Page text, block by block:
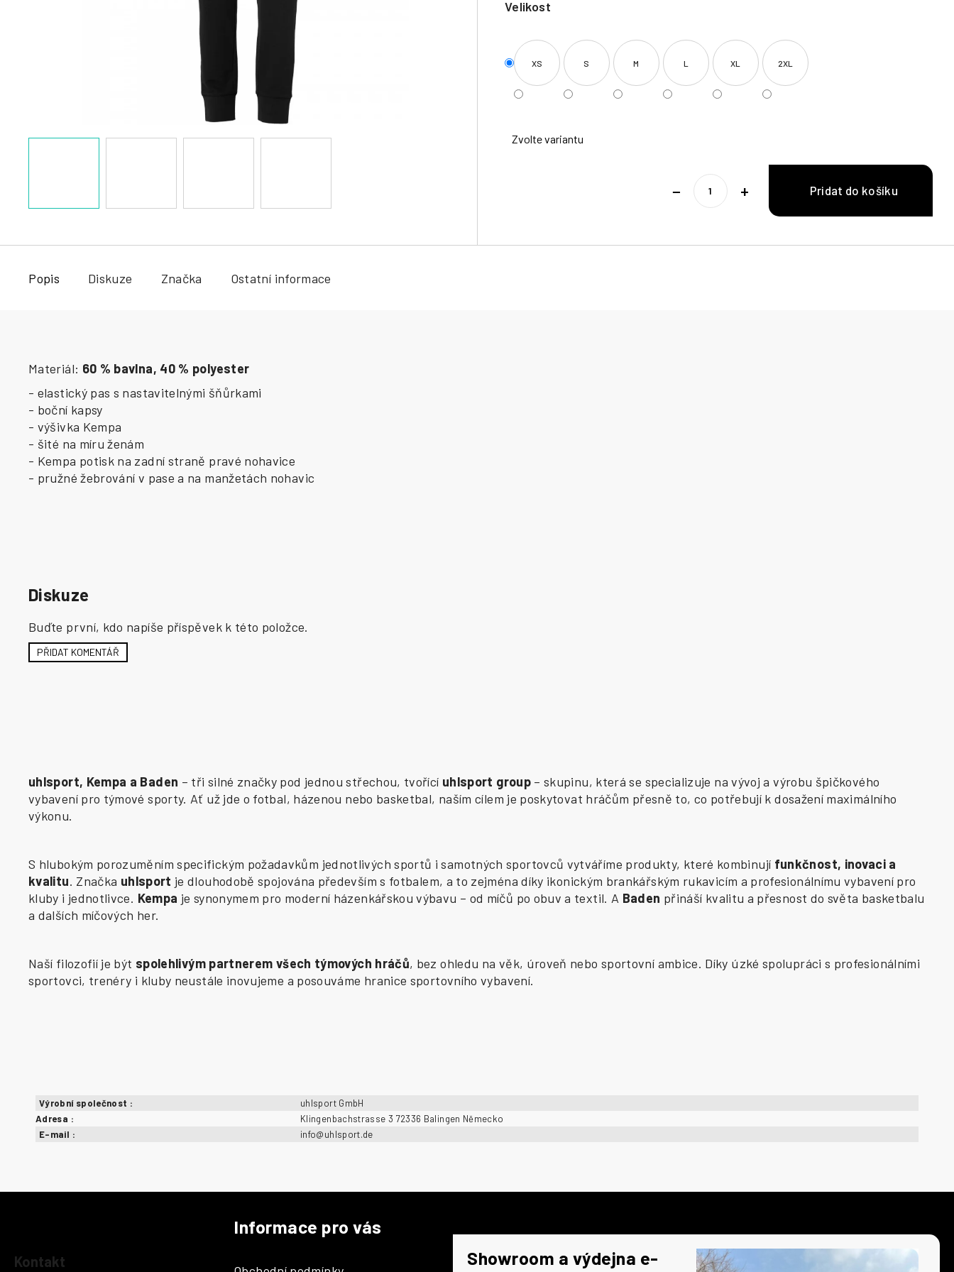
Velikost
XS S M L XL 2XL
Zvolte variantu
+
−
Popis Diskuze Značka Ostatní informace
Materiál: 60 % bavlna, 40 % polyester
- elastický pas s nastavitelnými šňůrkami
- boční kapsy
- výšivka Kempa
- šité na míru ženám
- Kempa potisk na zadní straně pravé nohavice
- pružné žebrování v pase a na manžetách nohavic
Diskuze
Buďte první, kdo napíše příspěvek k této položce.
PŘIDAT KOMENTÁŘ
uhlsport, Kempa a Baden – tři silné značky pod jednou střechou, tvořící uhlsport group– skupinu, která se specializuje na vývoj a výrobu špičkového
vybavení pro týmové sporty. Ať už jde o fotbal, házenou nebo basketbal, naším cílem je poskytovat hráčům přesně to, co potřebují k dosažení maximálního
výkonu.
S hlubokým porozuměním specifickým požadavkům jednotlivých sportů i samotných sportovců vytváříme produkty, které kombinují funkčnost, inovaci a
kvalitu. Značka uhlsport je dlouhodobě spojována především s fotbalem, a to zejména díky ikonickým brankářským rukavicím a profesionálnímu vybavení pro
kluby i jednotlivce. Kempa je synonymem pro moderní házenkářskou výbavu – od míčů po obuv a textil. A Baden přináší kvalitu a přesnost do světa basketbalu
a dalších míčových her.
Naší filozofií je být spolehlivým partnerem všech týmových hráčů, bez ohledu na věk, úroveň nebo sportovní ambice. Díky úzké spolupráci s profesionálními
sportovci, trenéry i kluby neustále inovujeme a posouváme hranice sportovního vybavení.
Výrobní společnost :
uhlsport GmbH
Adresa :
Klingenbachstrasse 3 72336 Balingen Německo
E-mail : info@uhlsport.de
Kontakt
Informace pro vás
Showroom a výdejna e-